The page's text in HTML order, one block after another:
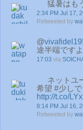
猛暑はも
2:34 PM Jul 17,
Retweeted by
@
途半端ですよ
17:03 via
ネットユ
希望 #少し
http://t.co/
8:14 PM Jul 16,
Retweeted by